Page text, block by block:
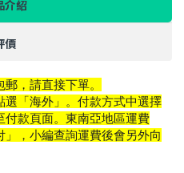
介紹
價
，請直接下單。
「海外」。付款方式中選擇
款頁面。 東南亞地區運費
」，小編查詢運費後會另外向